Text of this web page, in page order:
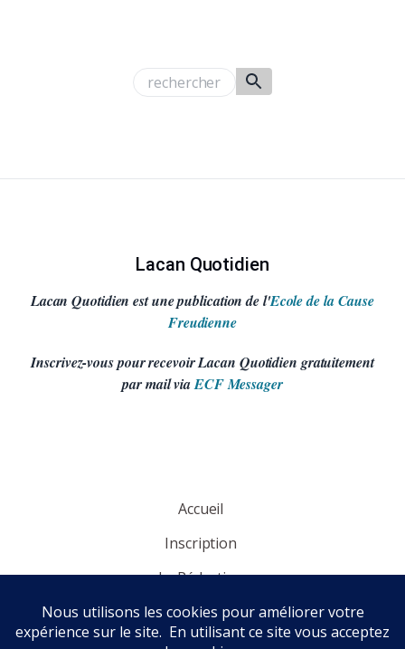
Lacan Quotidien
Lacan Quotidien est une publication de l'Ecole de la Cause
Freudienne
Inscrivez-vous pour recevoir Lacan Quotidien gratuitement
par mail viaECF Messager
Accueil
Inscription
La Rédaction
Panorama